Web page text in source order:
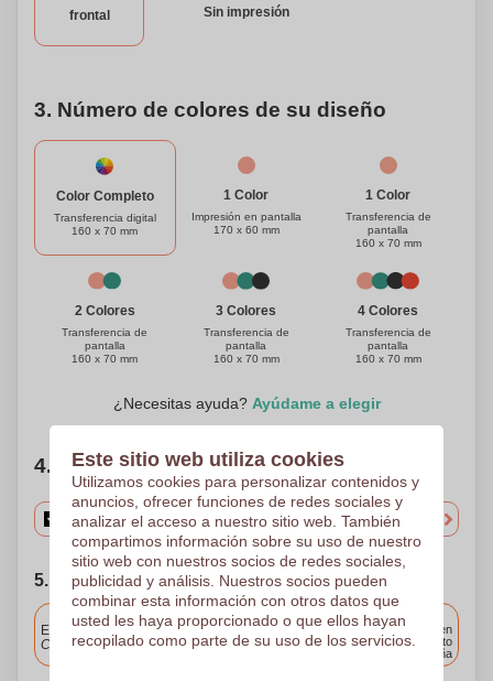
para el almuerzo.
frontal Sin impresión
3. Número de colores de su diseño
Color Completo
Transferencia digital
160 x 70 mm
1 Color
Impresión en pantalla
170 x 60 mm
1 Color
Transferencia de
pantalla
160 x 70 mm
2 Colores
Transferencia de
pantalla
160 x 70 mm
3 Colores
Transferencia de
pantalla
160 x 70 mm
4 Colores
Transferencia de
pantalla
160 x 70 mm
¿Necesitas ayuda? Ayúdame a elegir
4. Elige tu cantidad
5. Elija su fecha de envío
Incluido
Entrega estándar
Cargue y apruebe sus archivos antes de las 9.30 a.m.
Entrega en
cualquier punto
de España
Este sitio web utiliza cookies
Utilizamos cookies para personalizar contenidos y
anuncios, ofrecer funciones de redes sociales y
analizar el acceso a nuestro sitio web. También
compartimos información sobre su uso de nuestro
sitio web con nuestros socios de redes sociales,
publicidad y análisis. Nuestros socios pueden
combinar esta información con otros datos que
usted les haya proporcionado o que ellos hayan
recopilado como parte de su uso de los servicios.